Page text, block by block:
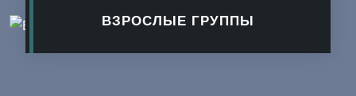
ВЗРОСЛЫЕ ГРУППЫ